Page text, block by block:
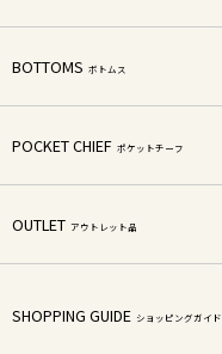
BOTTOMS ボトムス
POCKET CHIEF ポケットチーフ
OUTLET アウトレット品
SHOPPING GUIDE ショッピングガイド